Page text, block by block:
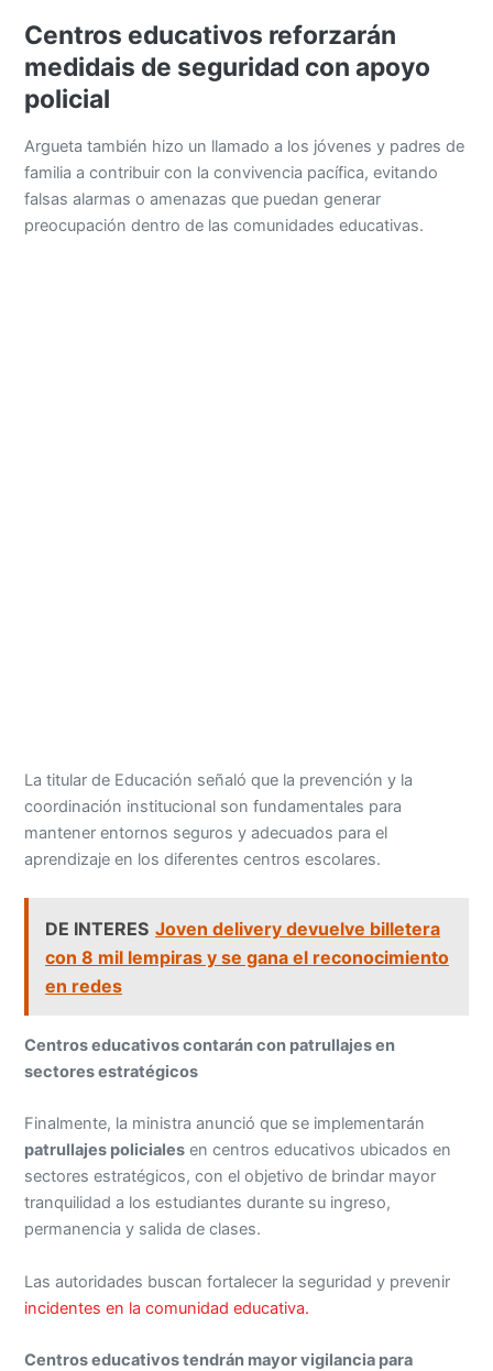
Centros educativos reforzarán
medidais de seguridad con apoyo
policial
Argueta también hizo un llamado a los jóvenes y padres de
familia a contribuir con la convivencia pacífica, evitando
falsas alarmas o amenazas que puedan generar
preocupación dentro de las comunidades educativas.
La titular de Educación señaló que la prevención y la
coordinación institucional son fundamentales para
mantener entornos seguros y adecuados para el
aprendizaje en los diferentes centros escolares.
DE INTERES Joven delivery devuelve billetera
con 8 mil lempiras y se gana el reconocimiento
en redes
Centros educativos contarán con patrullajes en
sectores estratégicos
Finalmente, la ministra anunció que se implementarán
patrullajes policiales en centros educativos ubicados en
sectores estratégicos, con el objetivo de brindar mayor
tranquilidad a los estudiantes durante su ingreso,
permanencia y salida de clases.
Las autoridades buscan fortalecer la seguridad y prevenir
incidentes en la comunidad educativa.
Centros educativos tendrán mayor vigilancia para